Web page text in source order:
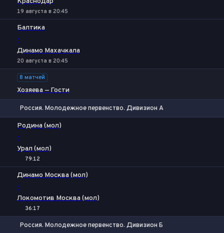
19 августа в 20:45
Балтика
-
Динамо Махачкала
20 августа в 20:45
8 матчей
Хозяева — Гости
Россия. Молодежное первенство. Дивизион А
Родина (мол)
-
Урал (мол)
79:12
Динамо Москва (мол)
-
Локомотив Москва (мол)
36:17
Россия. Молодежное первенство. Дивизион Б